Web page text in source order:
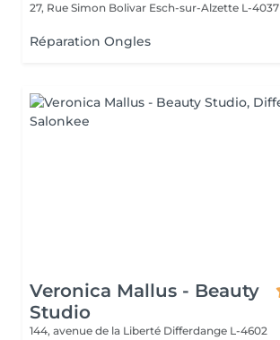
27, Rue Simon Bolivar Esch-sur-Alzette L-4037
Réparation Ongles
Veronica Mallus - Beauty
Studio
144, avenue de la Liberté Differdange L-4602